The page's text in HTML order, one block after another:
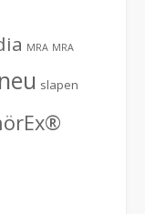
MRA MRA
slapen